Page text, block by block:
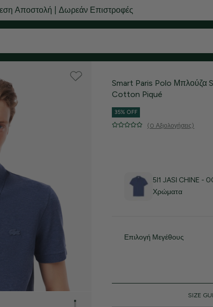
Αποστολή | Δωρεάν Επιστροφές
Smart Paris Polo Μπλούζα
Cotton Piqué
35% OFF
(0 Αξιολογήσεις)
5I1 JASI CHINE -
Χρώματα
Επιλογή Μεγέθους
SIZE